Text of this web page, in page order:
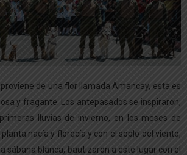
de una flor llamada Amancay, esta es
y fragante. Los antepasados se inspiraron;
lluvias de invierno, en los meses de
nacía y florecía y con el soplo del viento,
sábana blanca, bautizaron a este lugar con el